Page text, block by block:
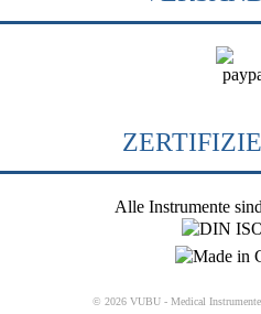
Alle Instrumente
© 2026 VUBU - Medical